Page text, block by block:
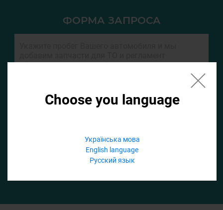
Choose you language
Українська мова
English language
Русский язык
ФОРМА ЗАПРОСА
Если не заполнить по умолчанию найдем список для ТО